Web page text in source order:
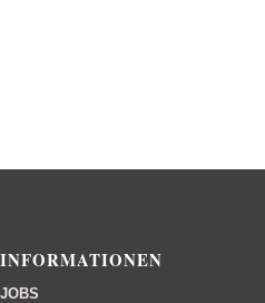
INFORMATIONEN
JOBS